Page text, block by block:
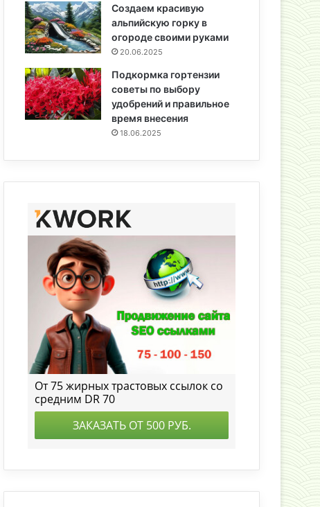
Создаем красивую
альпийскую горку в
огороде своими руками
20.06.2025
Подкормка гортензии
советы по выбору
удобрений и правильное
время внесения
18.06.2025